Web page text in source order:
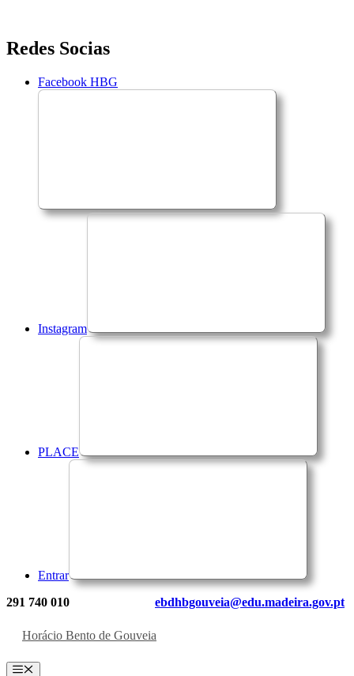
Saltar
para
conteúdo
Redes Socias
Facebook HBG
Instagram
PLACE
Entrar
291 740 010 ebdhbgouveia@edu.madeira.gov.pt
Horácio Bento de Gouveia
Menu